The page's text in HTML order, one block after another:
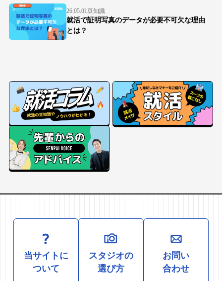
26.05.01豆知識
就活で証明写真のデータが必要不可欠な理由
とは？
当サイトに
ついて
スタジオの
選び方
お問い
合わせ